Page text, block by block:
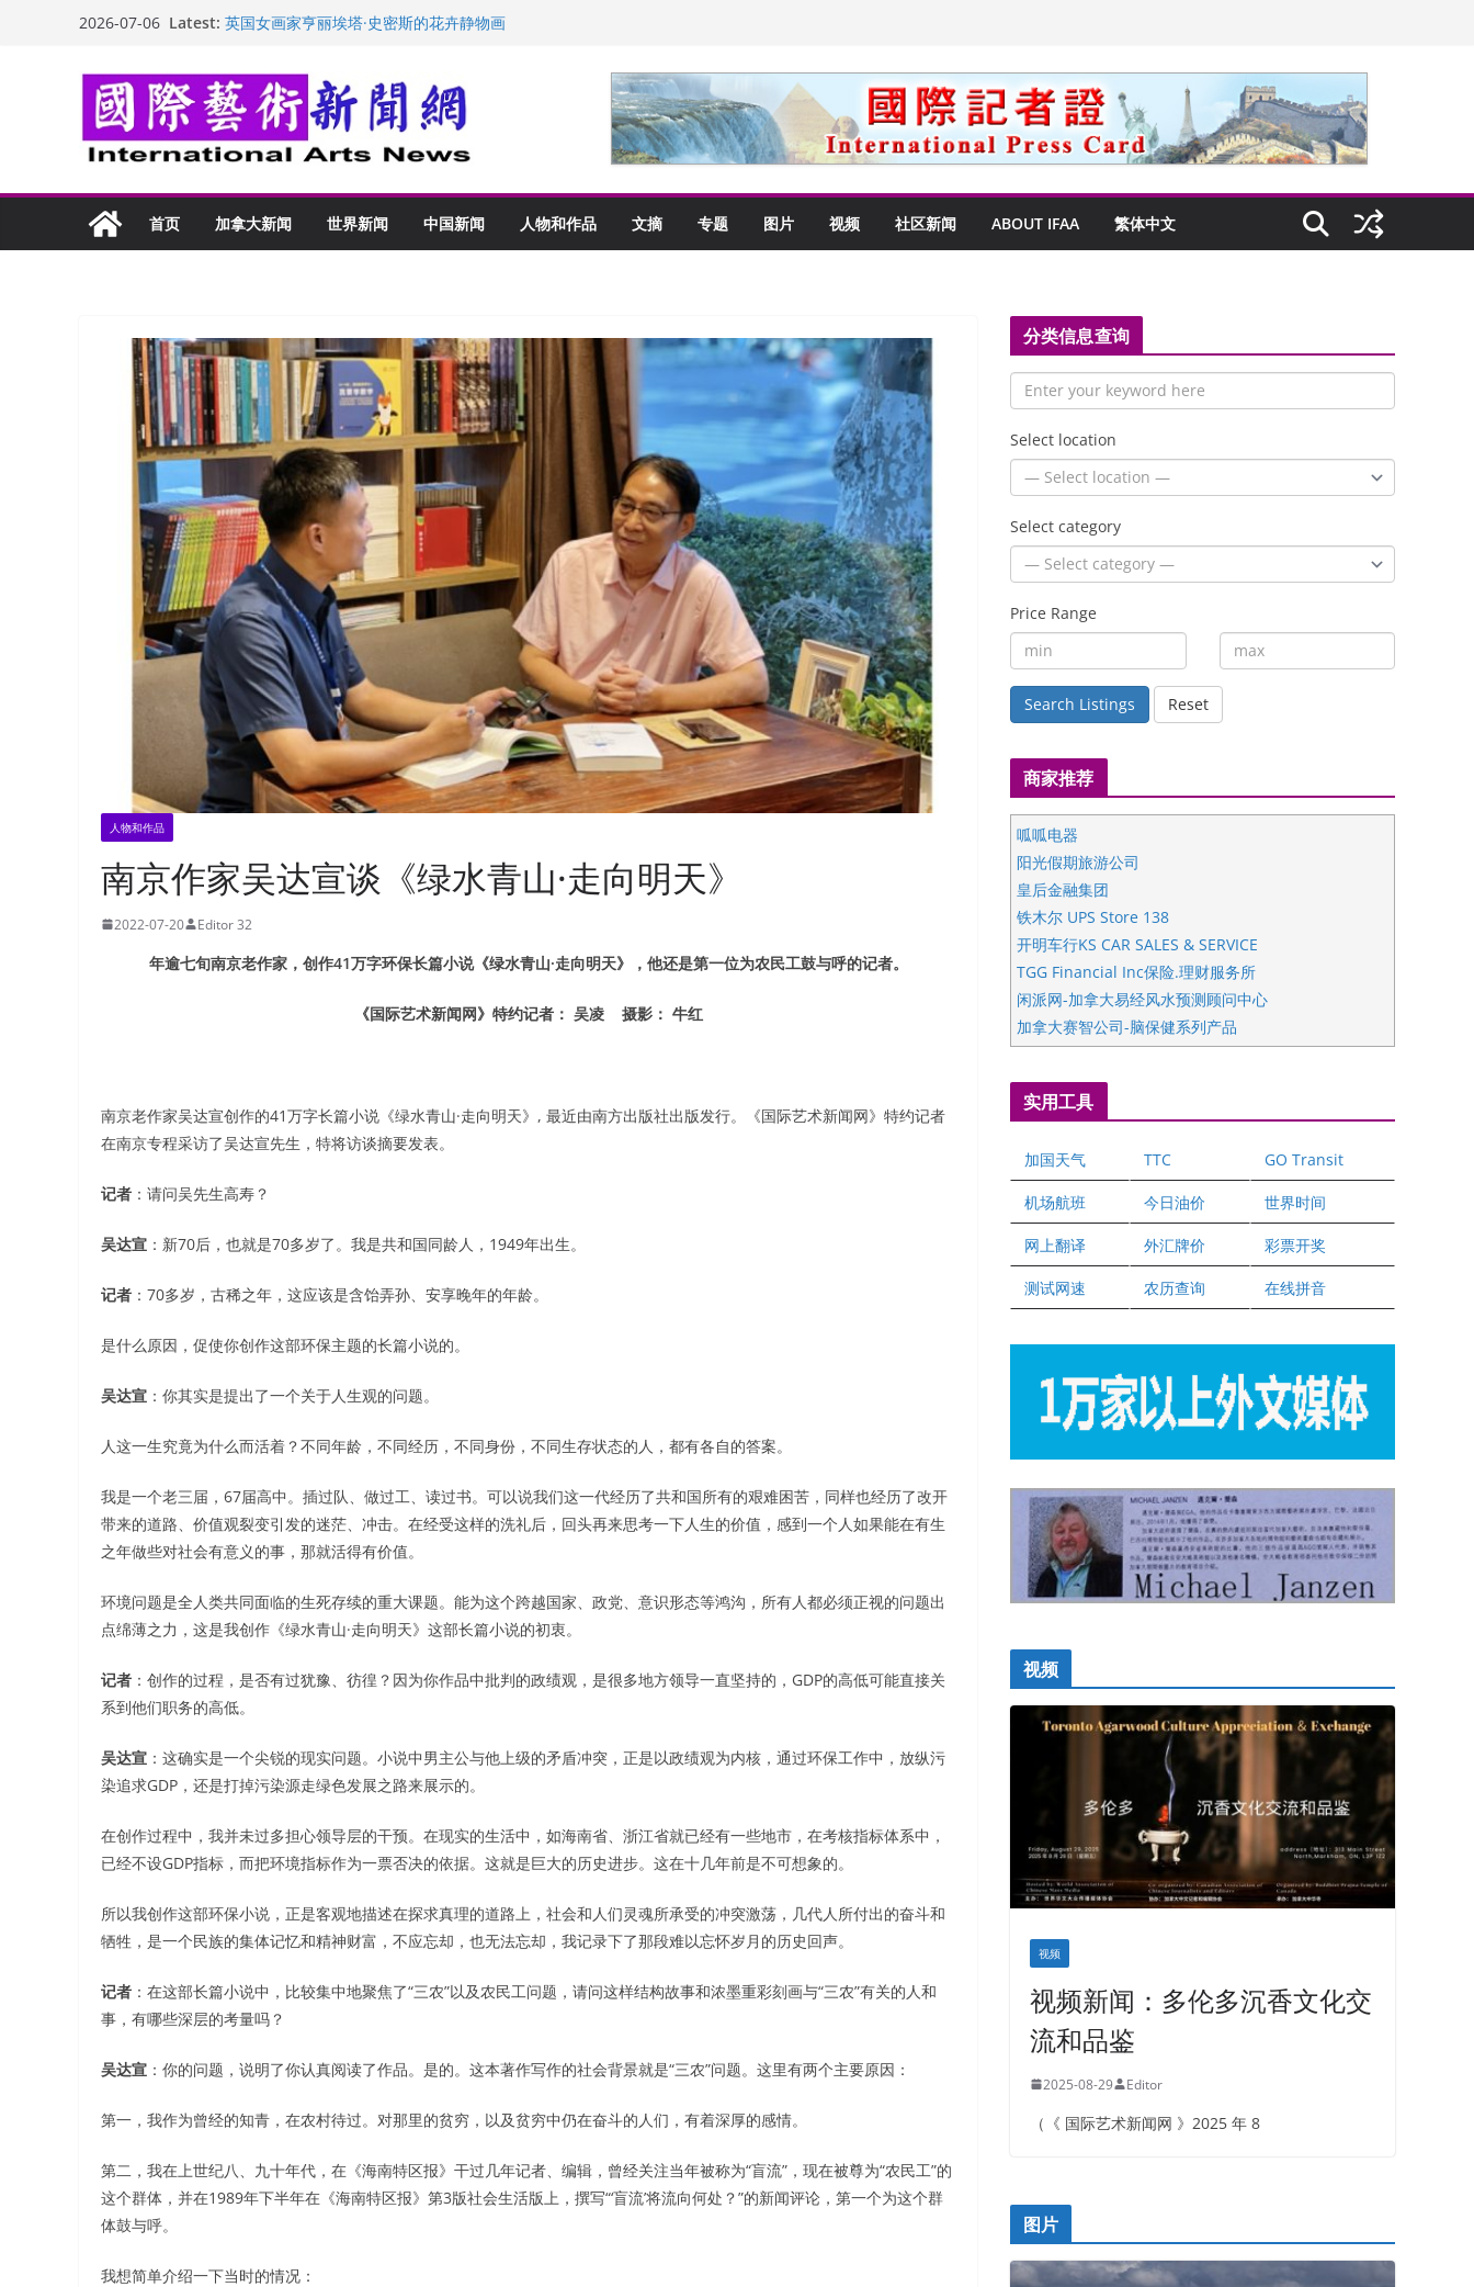
2026-07-06 Latest: 英国女画家亨丽埃塔·史密斯的花卉静物画
苏方 ：“字”得其乐
“梵心”归处：一场展览 连着攀枝花的千里乡愁
首页 加拿大新闻 世界新闻 中国新闻 人物和作品 文摘 专题 图片 视频 社区新闻 ABOUT IFAA 繁体中文
人物和作品
南京作家吴达宣谈《绿水青山·走向明天》
2022-07-20 Editor 32
年逾七旬南京老作家，创作41万字环保长篇小说《绿水青山·走向明天》，他还是第一位为农民工鼓与呼的记者。
《国际艺术新闻网》特约记者： 吴凌 摄影： 牛红
南京老作家吴达宣创作的41万字长篇小说《绿水青山·走向明天》, 最近由南方出版社出版发行。《国际艺术新闻网》特约记者
在南京专程采访了吴达宣先生，特将访谈摘要发表。
记者 ：请问吴先生高寿？
吴达宣 ：新70后，也就是70多岁了。我是共和国同龄人，1949年出生。
记者 ：70多岁，古稀之年，这应该是含饴弄孙、安享晚年的年龄。
是什么原因，促使你创作这部环保主题的长篇小说的。
吴达宣 ：你其实是提出了一个关于人生观的问题。
人这一生究竟为什么而活着？不同年龄，不同经历，不同身份，不同生存状态的人，都有各自的答案。
我是一个老三届，67届高中。插过队、做过工、读过书。可以说我们这一代经历了共和国所有的艰难困苦，同样也经历了改开
带来的道路、价值观裂变引发的迷茫、冲击。在经受这样的洗礼后，回头再来思考一下人生的价值，感到一个人如果能在有生
之年做些对社会有意义的事，那就活得有价值。
环境问题是全人类共同面临的生死存续的重大课题。能为这个跨越国家、政党、意识形态等鸿沟，所有人都必须正视的问题出
点绵薄之力，这是我创作《绿水青山·走向明天》这部长篇小说的初衷。
记者 ：创作的过程，是否有过犹豫、彷徨？因为你作品中批判的政绩观，是很多地方领导一直坚持的，GDP的高低可能直接关
系到他们职务的高低。
吴达宣 ：这确实是一个尖锐的现实问题。小说中男主公与他上级的矛盾冲突，正是以政绩观为内核，通过环保工作中，放纵污
染追求GDP，还是打掉污染源走绿色发展之路来展示的。
在创作过程中，我并未过多担心领导层的干预。在现实的生活中，如海南省、浙江省就已经有一些地市，在考核指标体系中，
已经不设GDP指标，而把环境指标作为一票否决的依据。这就是巨大的历史进步。这在十几年前是不可想象的。
所以我创作这部环保小说，正是客观地描述在探求真理的道路上，社会和人们灵魂所承受的冲突激荡，几代人所付出的奋斗和
牺牲，是一个民族的集体记忆和精神财富，不应忘却，也无法忘却，我记录下了那段难以忘怀岁月的历史回声。
记者 ：在这部长篇小说中，比较集中地聚焦了“三农”以及农民工问题，请问这样结构故事和浓墨重彩刻画与“三农”有关的人和
事，有哪些深层的考量吗？
吴达宣 ：你的问题，说明了你认真阅读了作品。是的。这本著作写作的社会背景就是“三农”问题。这里有两个主要原因：
第一，我作为曾经的知青，在农村待过。对那里的贫穷，以及贫穷中仍在奋斗的人们，有着深厚的感情。
第二，我在上世纪八、九十年代，在《海南特区报》干过几年记者、编辑，曾经关注当年被称为“盲流”，现在被尊为“农民工”的
这个群体，并在1989年下半年在《海南特区报》第3版社会生活版上，撰写“‘盲流’将流向何处？”的新闻评论，第一个为这个群
体鼓与呼。
我想简单介绍一下当时的情况：
分类信息查询
Select location
Select category
Price Range
Search Listings Reset
商家推荐
呱呱电器
阳光假期旅游公司
皇后金融集团
铁木尔 UPS Store 138
开明车行KS CAR SALES & SERVICE
TGG Financial Inc保险.理财服务所
闲派网-加拿大易经风水预测顾问中心
加拿大赛智公司-脑保健系列产品
五星国艺拍卖及评估公司
国际注册执业营养师公会
爱德华连锁酒店万锦分店
健健宝公司
二十一世纪美联地产公司
全球趋势移民留学
盛达资本
正点印艺设计
实用工具
加国天气 TTC GO Transit
机场航班 今日油价 世界时间
网上翻译 外汇牌价 彩票开奖
测试网速 农历查询 在线拼音
视频
视频
视频新闻：多伦多沉香文化交
流和品鉴
2025-08-29 Editor
（《 国际艺术新闻网 》2025 年 8
图片